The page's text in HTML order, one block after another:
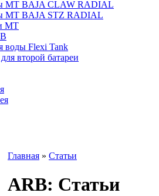
BAJA CLAW RADIAL
BAJA STZ RADIAL
MT
воды Flexi Tank
второй батареи
Главная » Статьи
ARB: Статьи